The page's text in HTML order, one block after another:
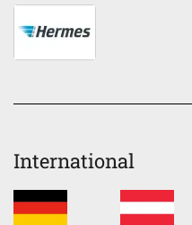
International